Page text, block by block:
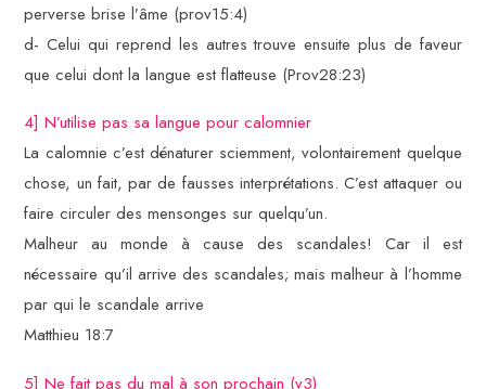
perverse brise l’âme (prov15:4)
d- Celui qui reprend les autres trouve ensuite plus de faveur
que celui dont la langue est flatteuse (Prov28:23)
4] N’utilise pas sa langue pour calomnier
La calomnie c’est dénaturer sciemment, volontairement quelque
chose, un fait, par de fausses interprétations. C’est attaquer ou
faire circuler des mensonges sur quelqu’un.
Malheur au monde à cause des scandales! Car il est
nécessaire qu’il arrive des scandales; mais malheur à l’homme
par qui le scandale arrive
Matthieu 18:7
5] Ne fait pas du mal à son prochain (v3)